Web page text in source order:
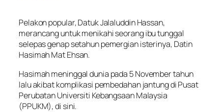
Pelakon popular, Datuk Jalaluddin Hassan,
merancang untuk menikahi seorang ibu tunggal
selepas genap setahun pemergian isterinya, Datin
Hasimah Mat Ehsan.
Hasimah meninggal dunia pada 5 November tahun
lalu akibat komplikasi pembedahan jantung di Pusat
Perubatan Universiti Kebangsaan Malaysia
(PPUKM), di sini.